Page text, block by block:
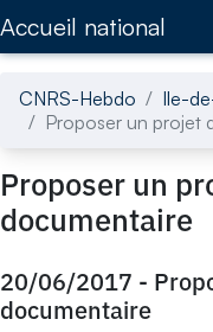
Accueil national
CNRS-Hebdo Ile-
Proposer un projet
Proposer un
documentaire
20/06/2017 -
documentaire